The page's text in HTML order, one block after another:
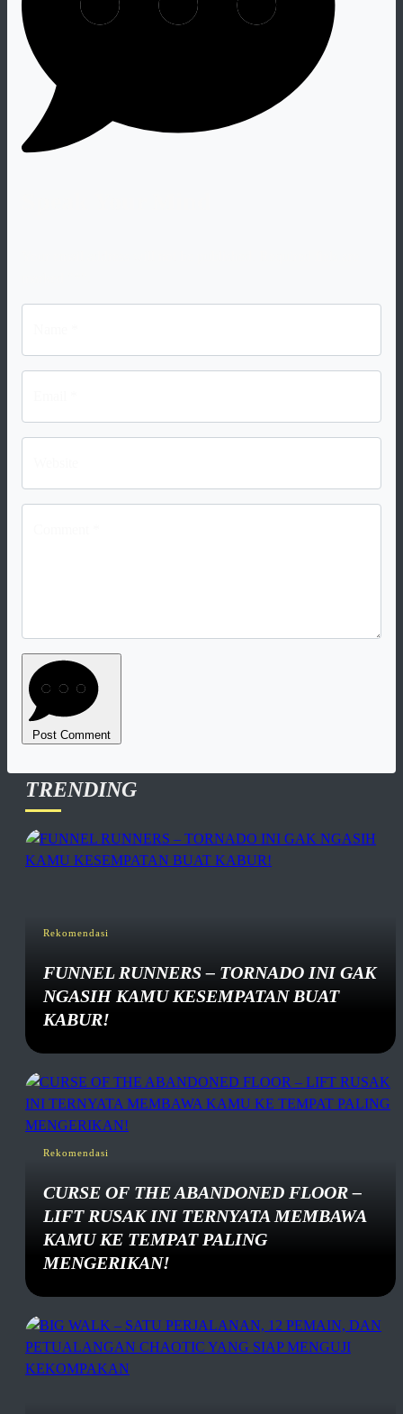
Post Comment
TRENDING
Rekomendasi
FUNNEL RUNNERS – TORNADO INI GAK
NGASIH KAMU KESEMPATAN BUAT
KABUR!
Rekomendasi
CURSE OF THE ABANDONED FLOOR –
LIFT RUSAK INI TERNYATA MEMBAWA
KAMU KE TEMPAT PALING
MENGERIKAN!